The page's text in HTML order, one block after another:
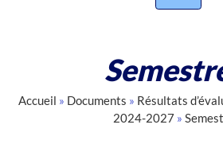
Accueil » Documents » Résultats
2024-2027»